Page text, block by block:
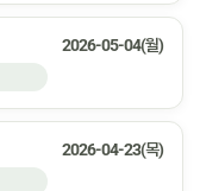
2026-05-04(월)
2026-04-23(목)